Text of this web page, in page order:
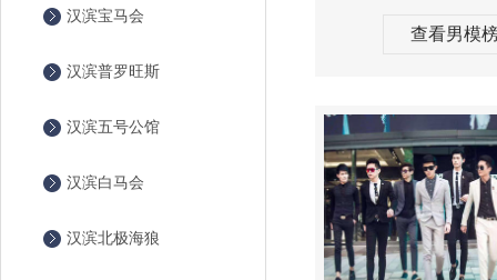
汉滨宝马会
汉滨普罗旺斯
汉滨五号公馆
汉滨白马会
汉滨北极海狼
查看男模